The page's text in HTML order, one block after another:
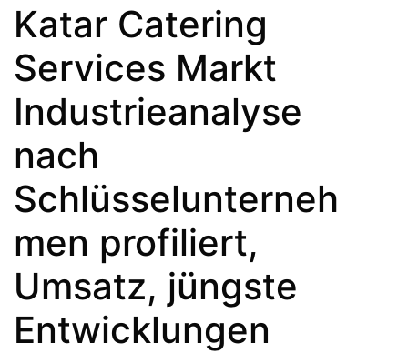
Katar Catering
Services Markt
Industrieanalyse
nach
Schlüsselunterneh
men profiliert,
Umsatz, jüngste
Entwicklungen